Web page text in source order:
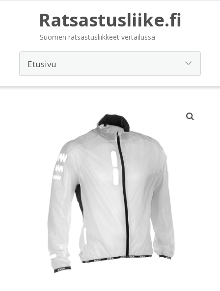
Ratsastusliike.fi
Suomen ratsastusliikkeet vertailussa